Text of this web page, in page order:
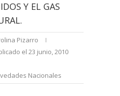
Y EL GAS
Pizarro
el 23 junio, 2010
Nacionales